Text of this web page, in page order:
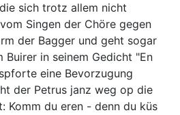
sich trotz allem nicht
Singen der Chöre gegen
der Bagger und geht sogar
Buirer in seinem Gedicht "En
eine Bevorzugung
der Petrus janz weg op die
Komm du eren - denn du küs